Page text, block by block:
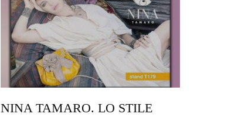
NINA TAMARO. LO STILE